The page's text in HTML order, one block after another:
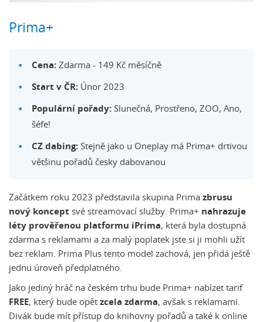
Prima+
Cena:Zdarma - 149 Kč měsíčně
Start v ČR:Únor 2023
Populární pořady:Slunečná, Prostřeno, ZOO, Ano,
šéfe!
CZ dabing: Stejně jako u Oneplay má Prima+ drtivou
většinu pořadů česky dabovanou
Začátkem roku 2023 představila skupina Prima zbrusu
nový koncept své streamovací služby. Prima+ nahrazuje
léty prověřenou platformu iPrima, která byla dostupná
zdarma s reklamami a za malý poplatek jste si ji mohli užít
bez reklam. Prima Plus tento model zachová, jen přidá ještě
jednu úroveň předplatného.
Jako jediný hráč na českém trhu bude Prima+ nabízet tarif
FREE, který bude opět zcela zdarma, avšak s reklamami.
Divák bude mít přístup do knihovny pořadů a také k online